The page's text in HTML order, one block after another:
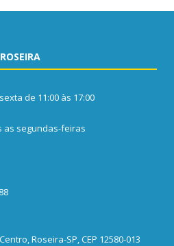
de 11:00 às 17:00
as segundas-feiras
Roseira-SP, CEP 12580-013